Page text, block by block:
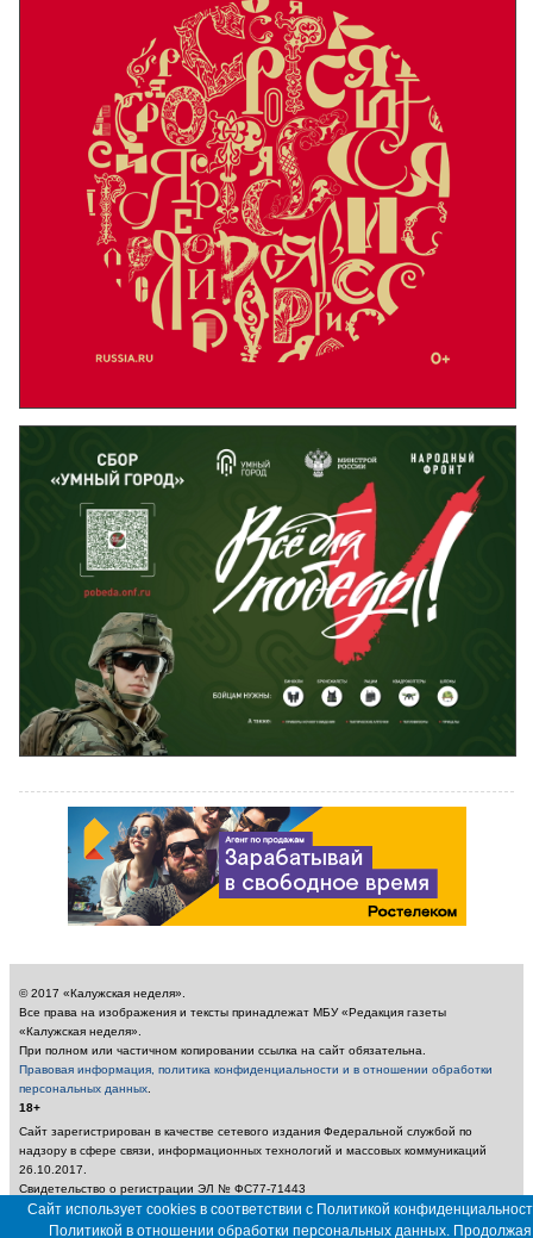
© 2017 «Калужская неделя».
Все права на изображения и тексты принадлежат МБУ «Редакция газеты
«Калужская неделя».
При полном или частичном копировании ссылка на сайт обязательна.
Правовая информация, политика конфиденциальности и в отношении обработки
персональных данных
18+
Сайт зарегистрирован в качестве сетевого издания Федеральной службой по
надзору в сфере связи, информационных технологий и массовых коммуникаций
26.10.2017.
Свидетельство о регистрации ЭЛ № ФС77-71443
Учредитель: Муниципальное бюджетное учреждение «Редакция газеты «Калужская
неделя»
Сайт использует cookies в соответствии с Политикой
Политикой в отношении обработки персональных данных. Продолжая